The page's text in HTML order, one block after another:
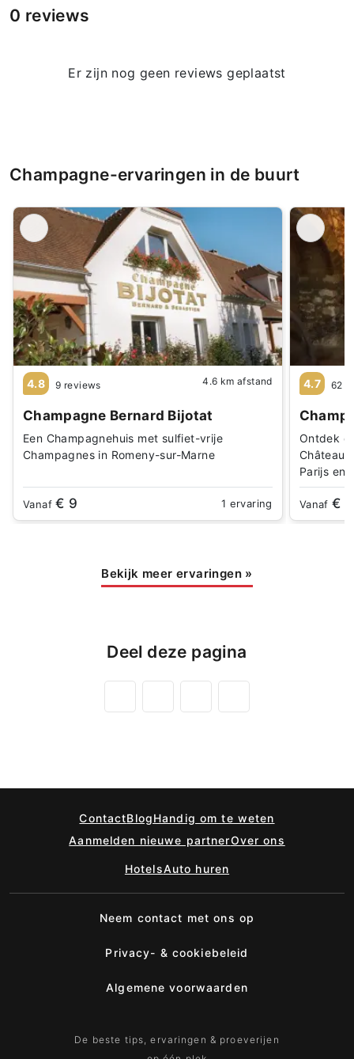
0 reviews
Er zijn nog geen reviews geplaatst
Champagne-ervaringen in de buurt
4.8 9 reviews 4.6 km afstand
Champagne Bernard Bijotat
Een Champagnehuis met sulfiet-vrije
Champagnes in Romeny-sur-Marne
Vanaf€ 9 1 ervaring
4.7 62
Ontdek
Parijs en
Vanaf€
Bekijk meer ervaringen »
Deel deze pagina
ContactBlogHandig om te weten
Aanmelden nieuwe partnerOver ons
HotelsAuto huren
Neem contact met ons op
Privacy- & cookiebeleid
Algemene voorwaarden
De beste tips, ervaringen & proeverijen